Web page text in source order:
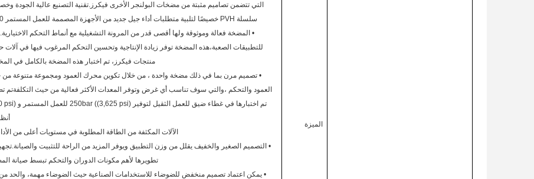
الميزة
التي تتضمن تصاميم مثبتة من مضخات البولنجر الأخرى فيكرز.تقنية التصنيع عالية الجودة
سلسلة PVH خصيصًا لتلبية متطلبات أداء جيل جديد من الأجهزة المصممة للعمل المستمر 250 بار ((3625 psi).
• المضخة فعالة وموثوقة ولها أقصى قدر من المرونة التشغيلية مع أنماط التحكم
للتطبيقات الصعبة،هذه المضخة توفر زيادة الإنتاجية وتحسين التحكم المرغوب فيها في
منتجات فيكرز، تم اختبار هذه المضخة بالكامل في
• تصميم مرن بما في ذلك مضخة واحدة ، من خلال تكوين محرك العمود ومجموعة متنوعة من
العمود والتحكم ،والتي سوف تناسب أي غرض وتوفر المعدات الأكثر فعالية من حيث التكلفةتم
الآلات المكثفة من الطاقة المطلوبة في مستويات أعلى من
• التصميم الصغير والخفيف يقلل من وزن التطبيق ويوفر المزيد من الراحة للتثبيت
تطويرها لأهم مكونات الدوران والتحكم تبسط صيانة
• يمكن اعتماد تصميم منخفض للضوضاء للاستخدامات الصناعية حيث الضوضاء مهمة، والحد